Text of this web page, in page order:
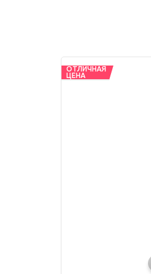
ОТЛИЧНАЯ
ЦЕНА